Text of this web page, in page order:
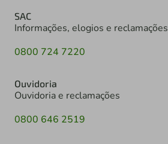
SAC
Informações, elogios e reclamações
0800 724 7220
Ouvidoria
Ouvidoria e reclamações
0800 646 2519